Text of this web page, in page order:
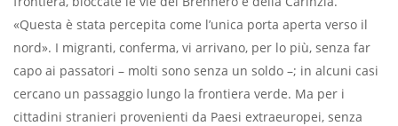
«Questa è stata percepita come l’unica porta aperta verso il
nord». I migranti, conferma, vi arrivano, per lo più, senza far
capo ai passatori – molti sono senza un soldo –; in alcuni casi
cercano un passaggio lungo la frontiera verde. Ma per i
cittadini stranieri provenienti da Paesi extraeuropei, senza